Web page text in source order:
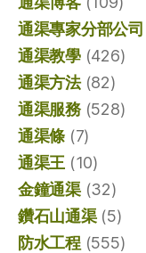
通渠專家分部公司
通渠教學(426)
通渠方法(82)
通渠服務(528)
通渠條 (7)
通渠王 (10)
金鐘通渠(32)
鑽石山通渠(5)
防水工程(555)